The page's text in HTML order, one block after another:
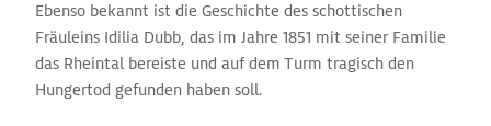
Ebenso bekannt ist die Geschichte des schottischen
Fräuleins Idilia Dubb, das im Jahre 1851 mit seiner Familie
das Rheintal bereiste und auf dem Turm tragisch den
Hungertod gefunden haben soll.